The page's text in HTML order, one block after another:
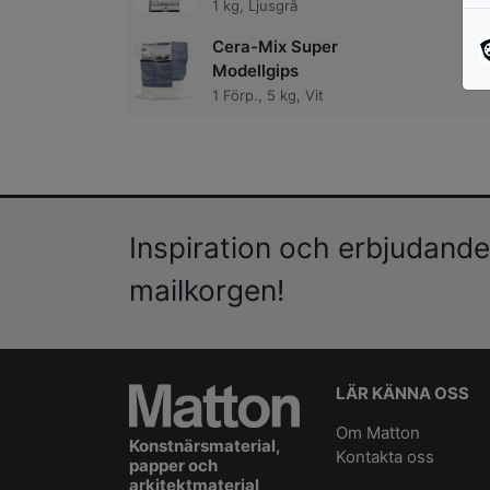
1 kg, Ljusgrå
Cera-Mix Super
Modellgips
1 Förp., 5 kg, Vit
Inspiration och
mailkorgen!
Konstnärsmaterial,
papper och
arkitektmaterial
LÄR KÄNNA OSS
Om Matton
Kontakta oss